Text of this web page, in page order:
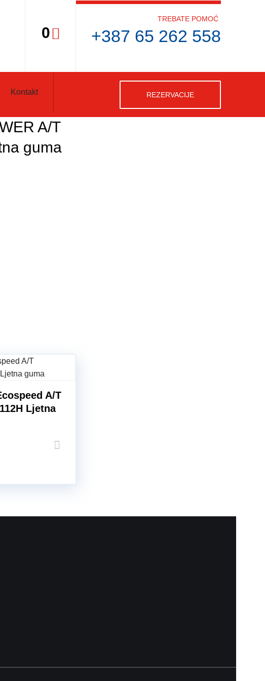
0
TREBATE POMOĆ
+387 65 262 558
REZERVACIJE
Kontakt
A/T
guma
A/T
Ljetna